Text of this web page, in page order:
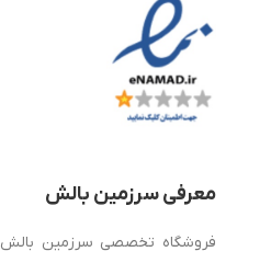
به یکی از مهم‌ترین دغدغه‌های
سلامت ستون فقرات و کیفیت
هنگام خرید بالش طبی به
برای انتخاب بهترین بالش طبی باید
معرفی سرزمین بالش
فروشگاه تخصصی سرزمین